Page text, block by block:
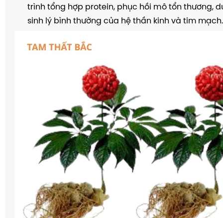
trình tổng hợp protein, phục hồi mô tổn thương,
sinh lý bình thường của hệ thần kinh và tim mạch.